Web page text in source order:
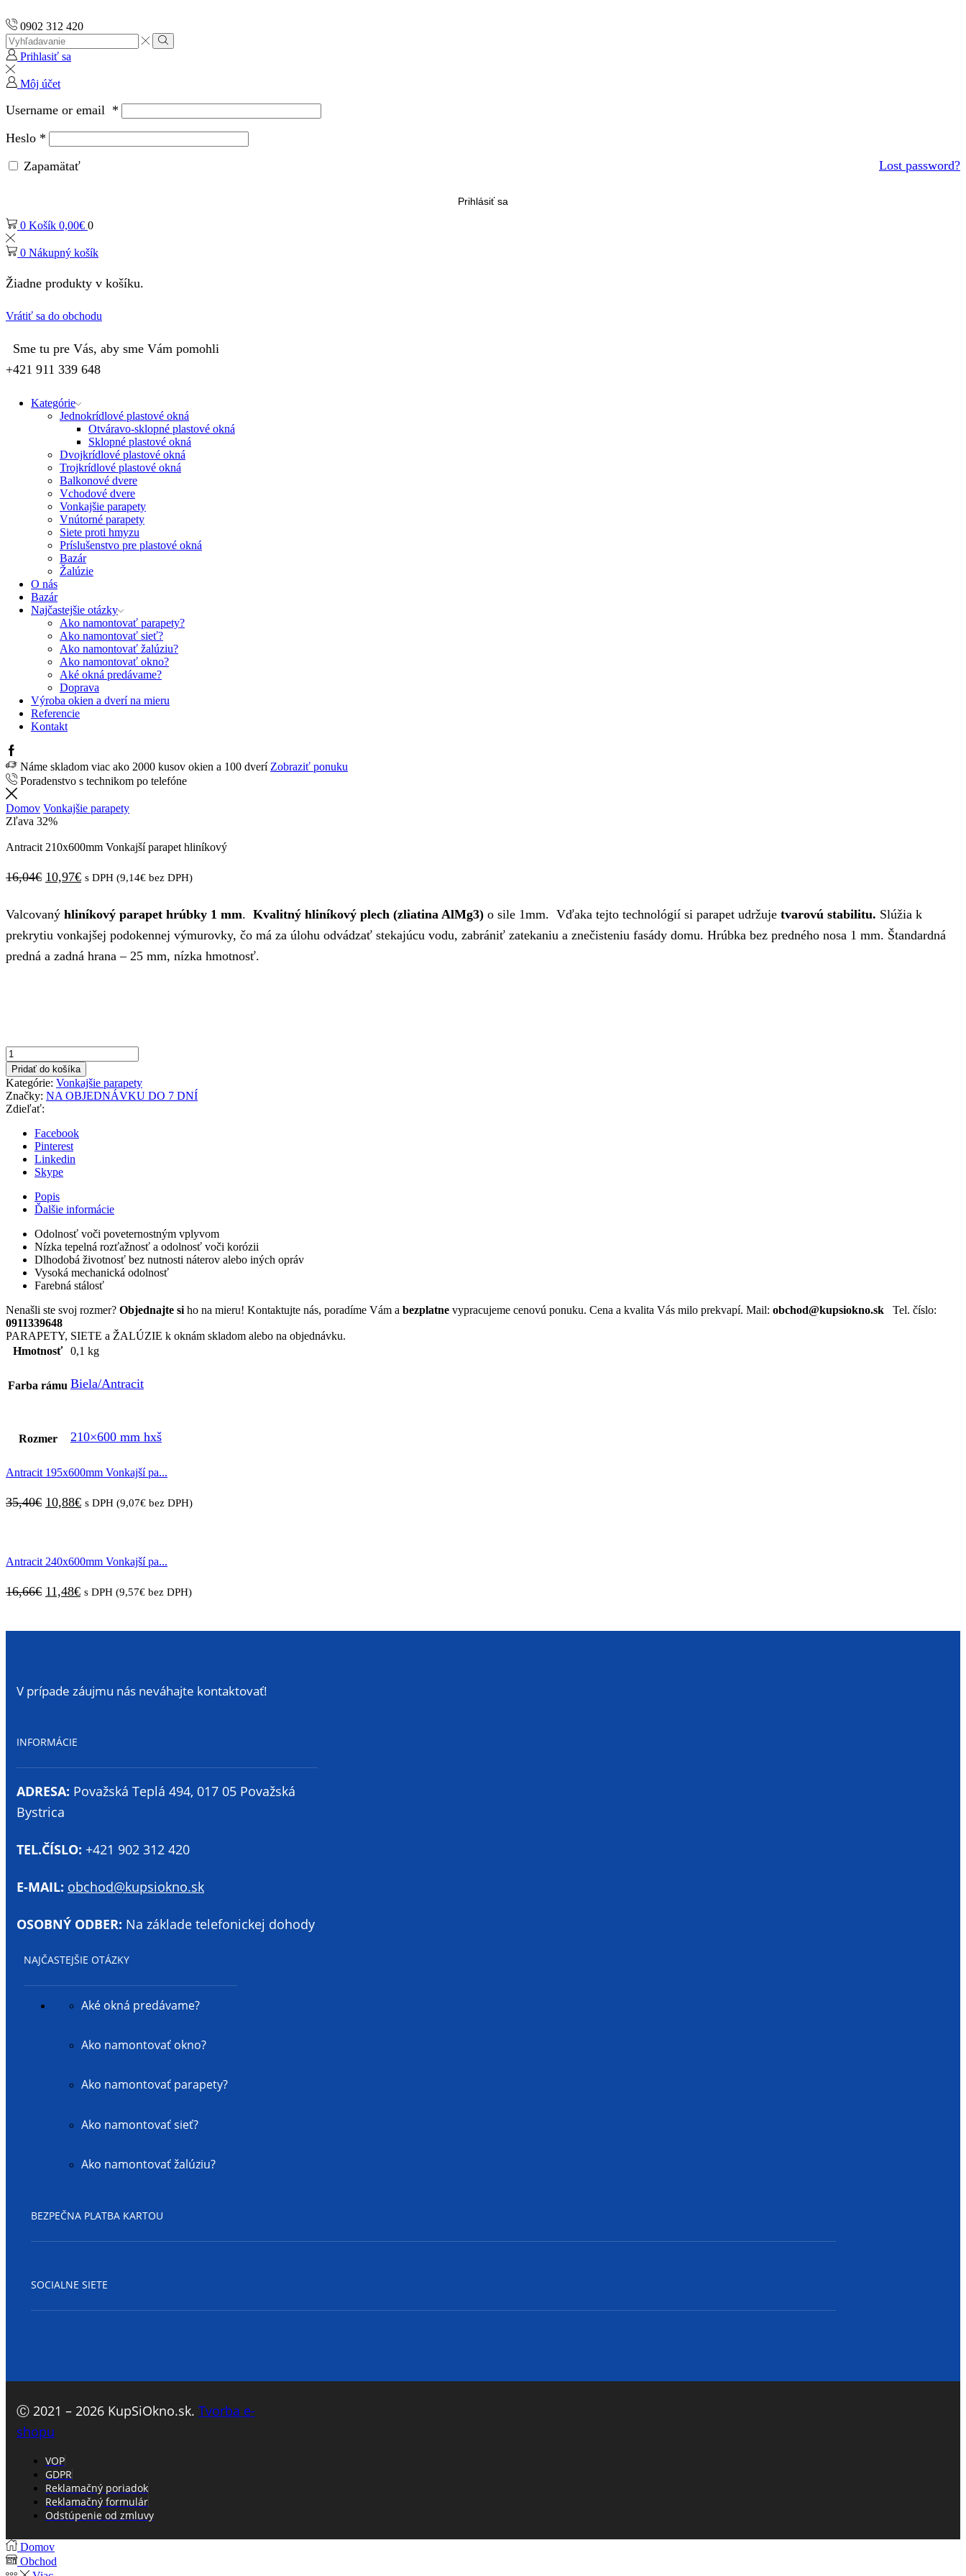
0902 312 420
Search
input
Vyhľadávanie
Prihlasiť sa
Môj účet
Username or email *
Heslo *
Lost password?
Zapamätať
Prihlásiť sa
0 Košík 0,00€ 0
0 Nákupný košík
Žiadne produkty v košíku.
Vrátiť sa do obchodu
Sme tu pre Vás, aby sme Vám pomohli
+421 911 339 648
Kategórie
Jednokrídlové plastové okná
Otváravo-sklopné plastové okná
Sklopné plastové okná
Dvojkrídlové plastové okná
Trojkrídlové plastové okná
Balkonové dvere
Vchodové dvere
Vonkajšie parapety
Vnútorné parapety
Siete proti hmyzu
Príslušenstvo pre plastové okná
Bazár
Žalúzie
O nás
Bazár
Najčastejšie otázky
Ako namontovať parapety?
Ako namontovať sieť?
Ako namontovať žalúziu?
Ako namontovať okno?
Aké okná predávame?
Doprava
Výroba okien a dverí na mieru
Referencie
Kontakt
Facebook
Náme skladom viac ako 2000 kusov okien a 100 dverí Zobraziť ponuku
Poradenstvo s technikom po telefóne
Domov Vonkajšie parapety
Zľava 32%
Antracit 210x600mm Vonkajší parapet hliníkový
16,04€ Pôvodná
bola:
16,04€.
10,97€Aktuálna
je:
10,97€.
s DPH (9,14€ bez DPH)
Valcovaný hliníkový parapet hrúbky 1 mm. Kvalitný hliníkový plech (zliatina AlMg3) o sile 1mm. Vďaka tejto technológií si parapet udržuje tvarovú stabilitu. Slúžia k
prekrytiu vonkajšej podokennej výmurovky, čo má za úlohu odvádzať stekajúcu vodu, zabrániť zatekaniu a znečisteniu fasády domu. Hrúbka bez predného nosa 1 mm. Štandardná
predná a zadná hrana – 25 mm, nízka hmotnosť.
množstvo
Antracit
210x600mm
Vonkajší
parapet
hliníkový
Pridať do košíka
Kategórie: Vonkajšie parapety
Značky: NA OBJEDNÁVKU DO 7 DNÍ
Zdieľať:
Facebook
Pinterest
Linkedin
Skype
Popis
Ďalšie informácie
Odolnosť voči poveternostným vplyvom
Nízka tepelná rozťažnosť a odolnosť voči korózii
Dlhodobá životnosť bez nutnosti náterov alebo iných opráv
Vysoká mechanická odolnosť
Farebná stálosť
Nenašli ste svoj rozmer? Objednajte si ho na mieru! Kontaktujte nás, poradíme Vám a bezplatne vypracujeme cenovú ponuku. Cena a kvalita Vás milo prekvapí. Mail: obchod@kupsiokno.sk Tel. číslo:
0911339648
PARAPETY, SIETE a ŽALÚZIE k oknám skladom alebo na objednávku.
Hmotnosť
0,1 kg
Farba rámu Biela/Antracit
Rozmer 210×600 mm hxš
Antracit 195x600mm Vonkajší pa...
35,40€ Pôvodná
35,40€.
10,88€Aktuálna
10,88€.
s DPH (9,07€ bez DPH)
Antracit 240x600mm Vonkajší pa...
16,66€ Pôvodná
bola:
11,48€Aktuálna
je:
s DPH (9,57€ bez DPH)
V prípade záujmu nás neváhajte kontaktovať!
INFORMÁCIE
ADRESA: Považská Teplá 494, 017 05 Považská
Bystrica
TEL.ČÍSLO: +421 902 312 420
E-MAIL: obchod@kupsiokno.sk
OSOBNÝ ODBER: Na základe telefonickej dohody
NAJČASTEJŠIE OTÁZKY
Aké okná predávame?
Ako namontovať okno?
Ako namontovať parapety?
Ako namontovať sieť?
Ako namontovať žalúziu?
BEZPEČNA PLATBA KARTOU
SOCIALNE SIETE
Ⓒ 2021 – 2026 KupSiOkno.sk. Tvorba e-
shopu
VOP
GDPR
Reklamačný poriadok
Reklamačný formulár
Odstúpenie od zmluvy
Domov
Obchod